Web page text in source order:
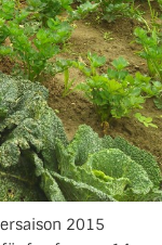
2015